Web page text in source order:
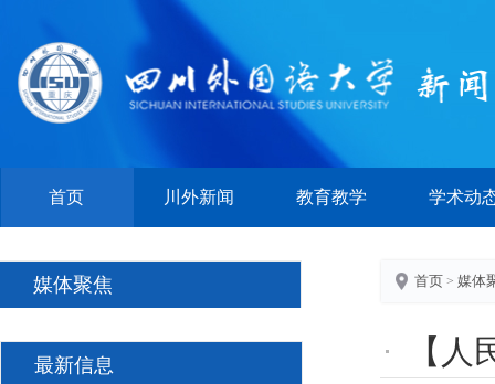
首页 川外新闻 教育教学 学术动
媒体聚焦
最新信息
首页 > 媒体
【人